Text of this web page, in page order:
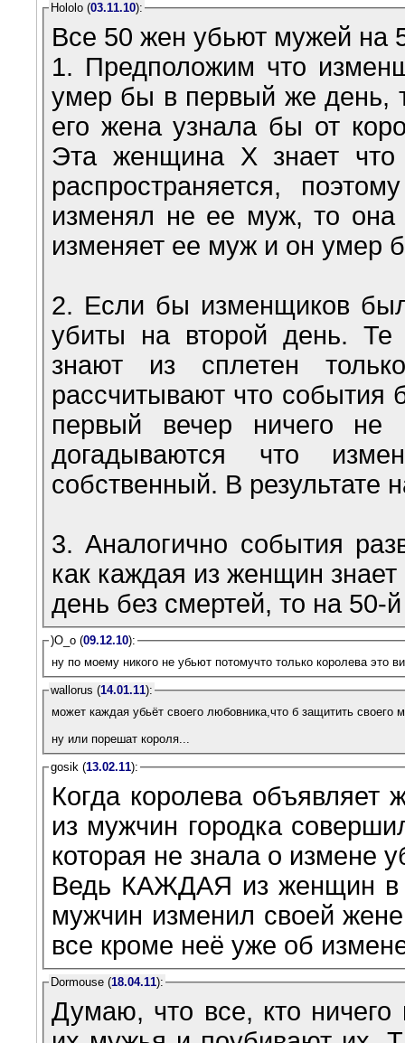
Hololo (03.11.10):
Все 50 жен убьют мужей на
1. Предположим что
умер бы в первый же день,
его жена узнала бы от
Эта женщина Х знает что
распространяется,
изменял не ее муж, то
изменяет ее муж и он умер
2. Если бы изменщиков
убиты на второй день.
знают из сплетен
рассчитывают что события
первый вечер ничего
догадываются что
собственный. В результате
3. Аналогично события
как каждая из женщин
день без смертей, то на 50-
)О_о (09.12.10):
ну по моему никого не убьют потомучто только королева это
wallorus (14.01.11):
может каждая убьёт своего любовника,что б защитить своего
ну или порешат короля...
gosik (13.02.11):
Когда королева объявляет
из мужчин городка
которая не знала о измене
Ведь КАЖДАЯ из женщин в
мужчин изменил своей
все кроме неё уже об
Dormouse (18.04.11):
Думаю, что все, кто